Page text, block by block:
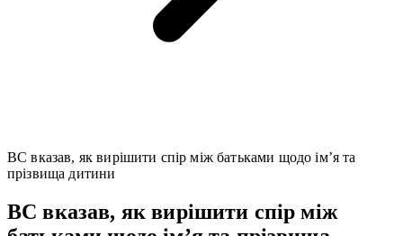
ВС вказав, як вирішити спір між батьками щодо ім’я та
прізвища дитини
ВС вказав, як вирішити спір між